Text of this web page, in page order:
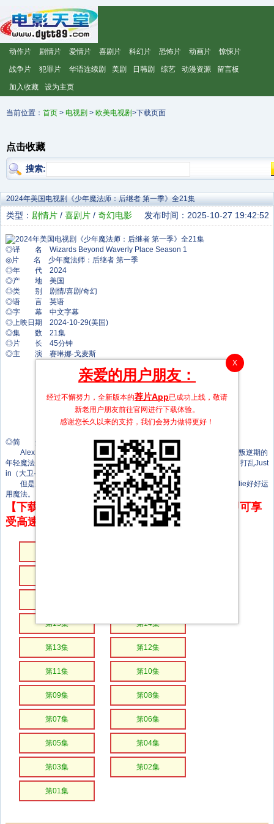
动作片 剧情片 爱情片 喜剧片 科幻片 恐怖片 动画片 惊悚片
战争片 犯罪片 华语连续剧 美剧 日韩剧 综艺 动漫资源 留言板
加入收藏 设为主页
当前位置： 首页 > 电视剧 > 欧美电视剧>下载页面
点击收藏
搜索:
2024年美国电视剧《少年魔法师：后继者 第一季》全21集
类型： 剧情片 / 喜剧片 / 奇幻电影 发布时间：2025-10-27 19:42:52
◎译 名 Wizards Beyond Waverly Place Season 1
◎片 名 少年魔法师：后继者 第一季
◎年 代 2024
◎产 地 美国
◎类 别 剧情/喜剧/奇幻
◎语 言 英语
◎字 幕 中文字幕
◎上映日期 2024-10-29(美国)
◎集 数 21集
◎片 长 45分钟
◎主 演 赛琳娜·戈麦斯
大卫·亨瑞
米密·吉安诺普洛斯
Alkaio Thiele
马克斯·马滕科
Aiden Arnold
Taylor Cora
◎简 介
Alex Russo（赛琳娜·戈麦斯 Selena Gomez 饰）和法力高强但处于叛逆期的
年轻魔法师Billie (贾尼斯·黎恩·布朗 Janice LeAnn Brown 饰) 出现求助，打乱Just
in（大卫·亨瑞 David Henrie 饰）的平静生活。
但是为了保护魔法师世界的未来 ，Justin决定“出山”，训练并教导Billie好好运
用魔法。
【下载地址】本站专属下载器：点击下方链接 即可享
受高速下载和在线播放 专治迅雷无法下载
第15集 第14集
第13集 第12集
第11集 第10集
第09集 第08集
第07集 第06集
第05集 第04集
第03集 第02集
第01集
X
亲爱的用户朋友：
经过不懈努力，全新版本的荐片App已成功上线，敬请
新老用户朋友前往官网进行下载体验。
感谢您长久以来的支持，我们会努力做得更好！